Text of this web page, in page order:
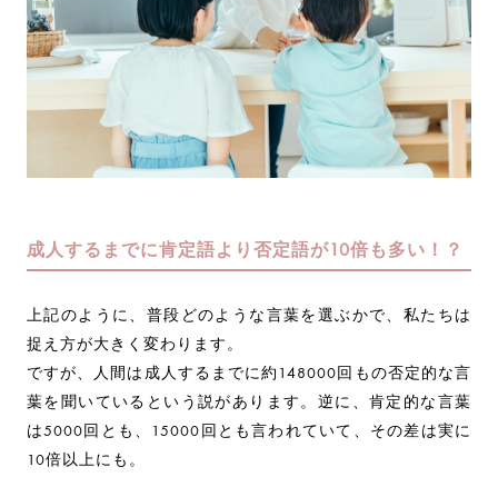
成人するまでに肯定語より否定語が10倍も多い！？
上記のように、普段どのような言葉を選ぶかで、私たちは
捉え方が大きく変わります。
ですが、人間は成人するまでに約148000回もの否定的な言
葉を聞いているという説があります。逆に、肯定的な言葉
は5000回とも、15000回とも言われていて、その差は実に
10倍以上にも。